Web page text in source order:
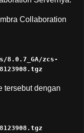
Collaboration
8.0.7_GA/zcs-
tersebut dengan